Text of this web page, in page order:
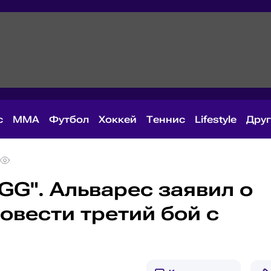
MMA Футбол Хоккей Теннис Lifestyle
Альварес заявил о
третий бой с